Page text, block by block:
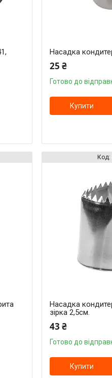
Насадка
25 ₴
Готово до
Купити
Насадка
зірка 2,5см.
43 ₴
Готово до
Купити